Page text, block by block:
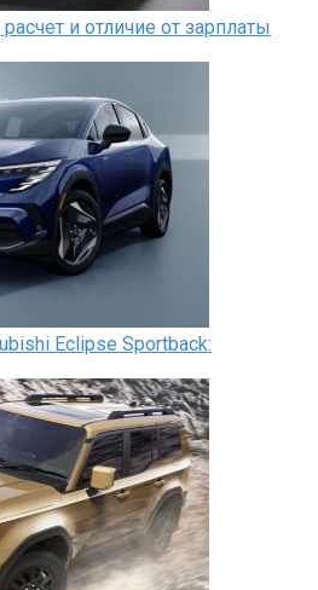
и отличие от зарплаты
Eclipse Sportback: